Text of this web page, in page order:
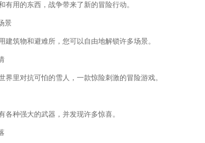
有用的东西，战争带来了新的冒险行动。
景
建筑物和避难所，您可以自由地解锁许多场景。
界里对抗可怕的雪人，一款惊险刺激的冒险游戏。
各种强大的武器，并发现许多惊喜。